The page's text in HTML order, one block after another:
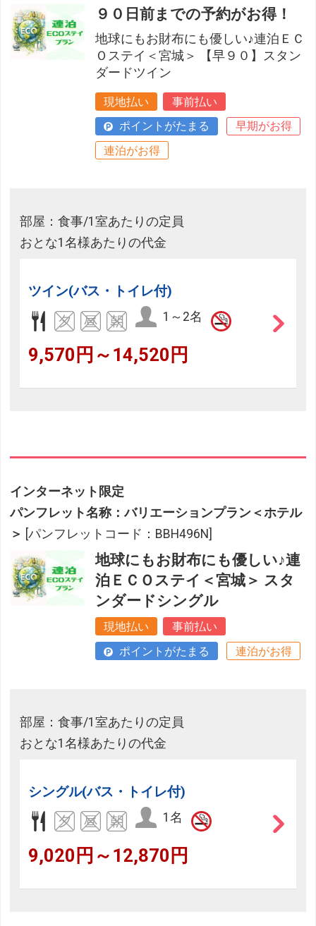
９０日前までの予約がお得！
地球にもお財布にも優しい♪連泊ＥＣ
Ｏステイ＜宮城＞ 【早９０】スタン
ダードツイン
現地払い
事前払い
ポイントがたまる
早期がお得
連泊がお得
部屋：食事/1室あたりの定員
おとな1名様あたりの代金
ツイン(バス・トイレ付)
1～2名
9,570円～14,520円
インターネット限定
パンフレット名称：バリエーションプラン＜ホテル
＞ [パンフレットコード：BBH496N]
地球にもお財布にも優しい♪連
泊ＥＣＯステイ＜宮城＞ スタ
ンダードシングル
現地払い
事前払い
ポイントがたまる
連泊がお得
部屋：食事/1室あたりの定員
おとな1名様あたりの代金
シングル(バス・トイレ付)
1名
9,020円～12,870円